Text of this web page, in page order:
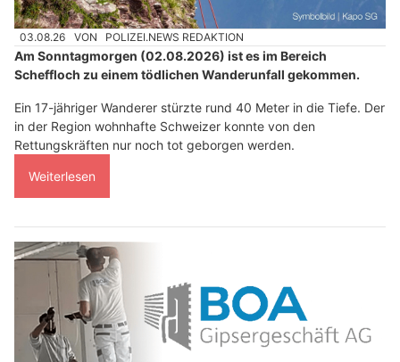
03.08.26 VON POLIZEI.NEWS REDAKTION
Am Sonntagmorgen (02.08.2026) ist es im Bereich
Scheffloch zu einem tödlichen Wanderunfall gekommen.
Ein 17-jähriger Wanderer stürzte rund 40 Meter in die Tiefe. Der
in der Region wohnhafte Schweizer konnte von den
Rettungskräften nur noch tot geborgen werden.
Weiterlesen